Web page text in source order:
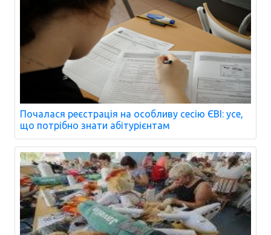
Почалася реєстрація на особливу сесію ЄВІ: усе,
що потрібно знати абітурієнтам